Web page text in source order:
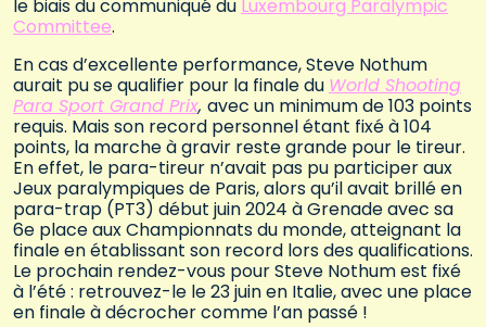
le biais du communiqué du Luxembourg Paralympic
Committee.
En cas d’excellente performance, Steve Nothum
aurait pu se qualifier pour la finale du World Shooting
Para Sport Grand Prix, avec un minimum de 103 points
requis. Mais son record personnel étant fixé à 104
points, la marche à gravir reste grande pour le tireur.
En effet, le para-tireur n’avait pas pu participer aux
Jeux paralympiques de Paris, alors qu’il avait brillé en
para-trap (PT3) début juin 2024 à Grenade avec sa
6e place aux Championnats du monde, atteignant la
finale en établissant son record lors des qualifications.
Le prochain rendez-vous pour Steve Nothum est fixé
à l’été : retrouvez-le le 23 juin en Italie, avec une place
en finale à décrocher comme l’an passé !